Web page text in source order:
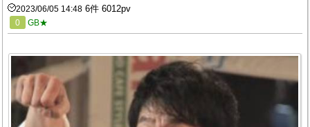
2023/06/05 14:48 6件 6012pv
0 GB★